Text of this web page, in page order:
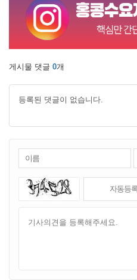
게시물 댓글 0개
등록된 댓글이 없습니다.